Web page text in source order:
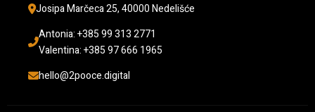
Josipa Marčeca 25, 40000 Nedelišće
Antonia: +385 99 313 2771
Valentina: +385 97 666 1965
hello@2pooce.digital